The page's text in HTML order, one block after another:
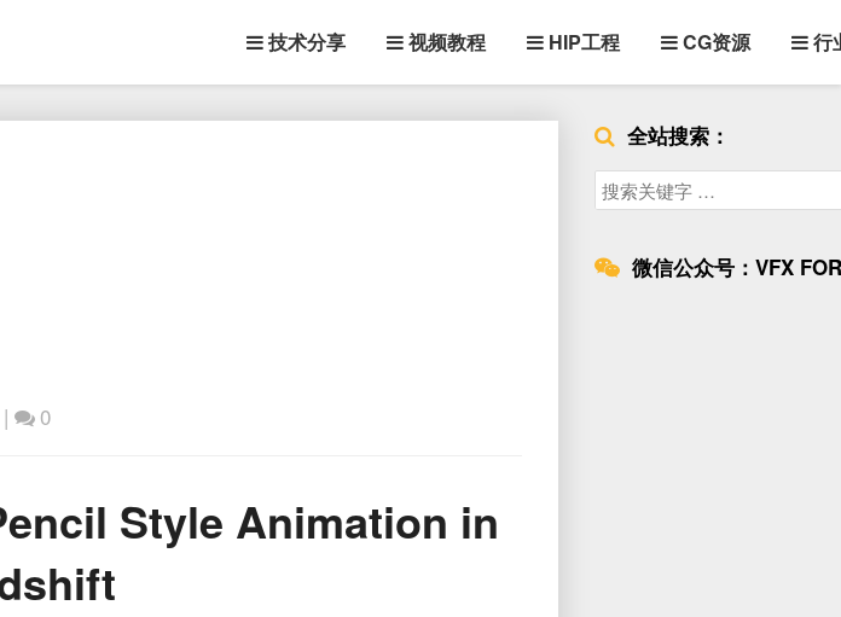
技术分享 视频教程 HIP工程 CG资源 行
0
Style Animation in
全站搜索：
Search
for:
微信公众号：VFX